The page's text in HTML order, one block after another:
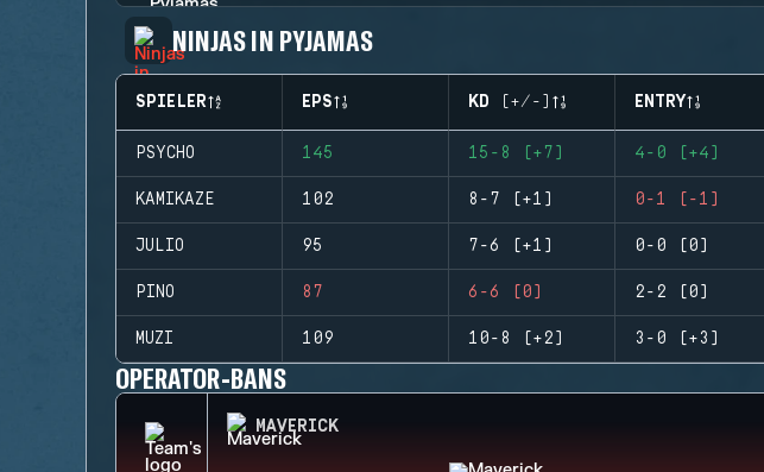
NINJAS IN PYJAMAS
SPIELER EPS KD (+/-) ENTRY
PSYCHO 145 15-8 (+7) 4-0 (+4)
KAMIKAZE 102 8-7 (+1) 0-1 (-1)
JULIO 95 7-6 (+1) 0-0 (0)
PINO 87 6-6 (0) 2-2 (0)
MUZI 109 10-8 (+2) 3-0 (+3)
OPERATOR-BANS
MAVERICK